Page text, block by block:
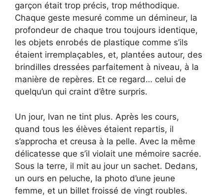
garçon était trop précis, trop méthodique.
Chaque geste mesuré comme un démineur, la
profondeur de chaque trou toujours identique,
les objets enrobés de plastique comme s’ils
étaient irremplaçables, et, plantées autour, des
brindilles dressées parfaitement à niveau, à la
manière de repères. Et ce regard… celui de
quelqu’un qui craint d’être surpris.
Un jour, Ivan ne tint plus. Après les cours,
quand tous les élèves étaient repartis, il
s’approcha et creusa à la pelle. Avec la même
délicatesse que s’il violait une mémoire sacrée.
Sous la terre, il mit au jour un sachet. Dedans,
un ours en peluche, la photo d’une jeune
femme, et un billet froissé de vingt roubles.